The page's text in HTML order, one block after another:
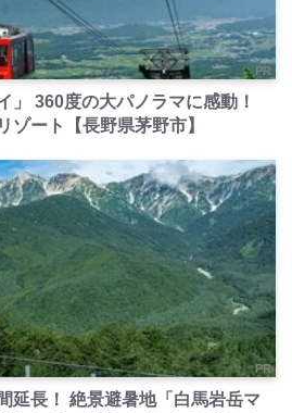
PR
」 360度の大パノラマに感動！
ゾート【長野県茅野市】
PR
延長！ 絶景避暑地「白馬岩岳マ